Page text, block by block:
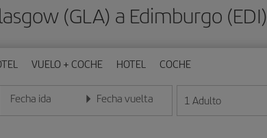
(GLA) a Edimburgo (EDI)
VUELO + COCHE HOTEL COCHE
Fecha ida
Introduce la fecha en formato día/mes/año
Fecha vuelta
Introduce la fecha en formato día/mes/año
1 Adulto